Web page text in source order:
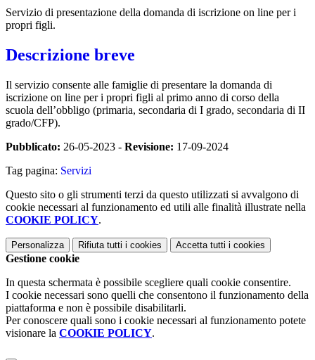
Servizio di presentazione della domanda di iscrizione on line per i
propri figli.
Descrizione breve
Il servizio consente alle famiglie di presentare la domanda di
iscrizione on line per i propri figli al primo anno di corso della
scuola dell’obbligo (primaria, secondaria di I grado, secondaria di II
grado/CFP).
Pubblicato: 26-05-2023 - Revisione: 17-09-2024
Tag pagina: Servizi
Questo sito o gli strumenti terzi da questo utilizzati si avvalgono di
cookie necessari al funzionamento ed utili alle finalità illustrate nella
COOKIE POLICY.
Personalizza Rifiuta tutti i cookies Accetta tutti i cookies
Gestione cookie
In questa schermata è possibile scegliere quali cookie consentire.
I cookie necessari sono quelli che consentono il funzionamento della
piattaforma e non è possibile disabilitarli.
Per conoscere quali sono i cookie necessari al funzionamento potete
visionare la COOKIE POLICY.